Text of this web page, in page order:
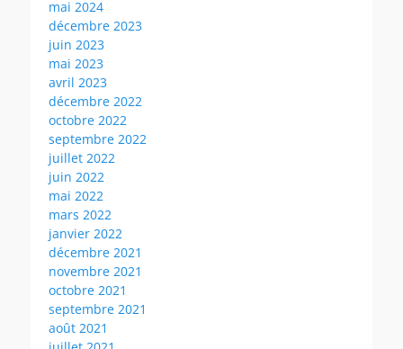
mai 2024
décembre 2023
juin 2023
mai 2023
avril 2023
décembre 2022
octobre 2022
septembre 2022
juillet 2022
juin 2022
mai 2022
mars 2022
janvier 2022
décembre 2021
novembre 2021
octobre 2021
septembre 2021
août 2021